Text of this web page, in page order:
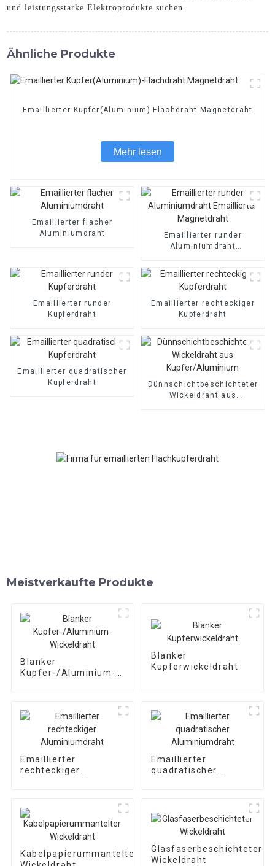
und leistungsstarke Elektroprodukte suchen.
Ähnliche Produkte
Emaillierter Kupfer(Aluminium)-Flachdraht Magnetdraht
Mehr lesen
Emaillierter flacher
Aluminiumdraht
Emaillierter runder
Aluminiumdraht
Emaillierter runder
Kupferdraht
Emaillierter rechteckiger
Kupferdraht
Emaillierter quadratischer
Kupferdraht
Dünnschichtbeschichteter
Wickeldraht aus
Meistverkaufte Produkte
Blanker
Kupfer-/Aluminium-
Blanker
Kupferwickeldraht
Emaillierter
rechteckiger
Emaillierter
quadratischer
Kabelpapierummantelter
Glasfaserbeschichteter
Wickeldraht